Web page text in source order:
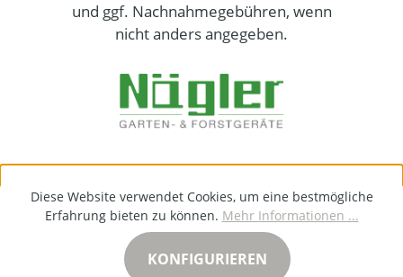
und ggf. Nachnahmegebühren, wenn
nicht anders angegeben.
Diese Website verwendet Cookies, um eine bestmögliche
Erfahrung bieten zu können. Mehr Informationen ...
KONFIGURIEREN